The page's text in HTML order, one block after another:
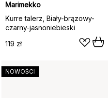
Marimekko
Kurre talerz, Biały-brązowy-
czarny-jasnoniebieski
119 zł
NOWOŚCI